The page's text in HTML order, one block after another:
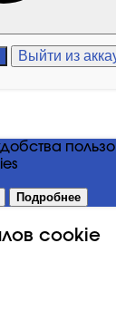
Выйти из
Подробнее
cookie